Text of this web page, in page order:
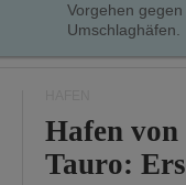
Vorgehen
Umschlaghäfen.
Hafen
Tauro: